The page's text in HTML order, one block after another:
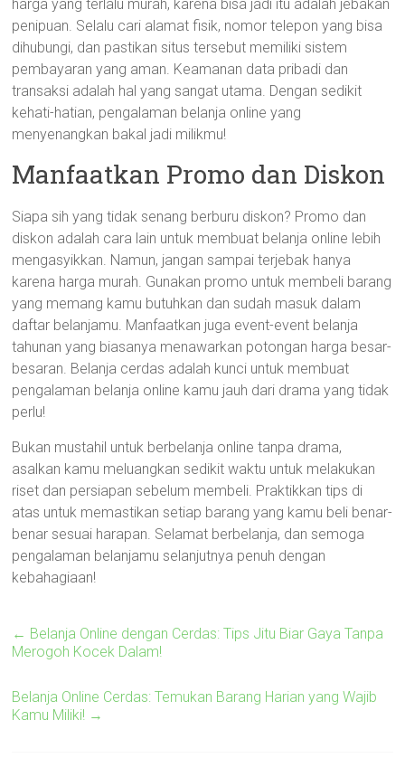
harga yang terlalu murah, karena bisa jadi itu adalah jebakan
penipuan. Selalu cari alamat fisik, nomor telepon yang bisa
dihubungi, dan pastikan situs tersebut memiliki sistem
pembayaran yang aman. Keamanan data pribadi dan
transaksi adalah hal yang sangat utama. Dengan sedikit
kehati-hatian, pengalaman belanja online yang
menyenangkan bakal jadi milikmu!
Manfaatkan Promo dan Diskon
Siapa sih yang tidak senang berburu diskon? Promo dan
diskon adalah cara lain untuk membuat belanja online lebih
mengasyikkan. Namun, jangan sampai terjebak hanya
karena harga murah. Gunakan promo untuk membeli barang
yang memang kamu butuhkan dan sudah masuk dalam
daftar belanjamu. Manfaatkan juga event-event belanja
tahunan yang biasanya menawarkan potongan harga besar-
besaran. Belanja cerdas adalah kunci untuk membuat
pengalaman belanja online kamu jauh dari drama yang tidak
perlu!
Bukan mustahil untuk berbelanja online tanpa drama,
asalkan kamu meluangkan sedikit waktu untuk melakukan
riset dan persiapan sebelum membeli. Praktikkan tips di
atas untuk memastikan setiap barang yang kamu beli benar-
benar sesuai harapan. Selamat berbelanja, dan semoga
pengalaman belanjamu selanjutnya penuh dengan
kebahagiaan!
← Belanja Online dengan Cerdas: Tips Jitu Biar Gaya Tanpa
Merogoh Kocek Dalam!
Belanja Online Cerdas: Temukan Barang Harian yang Wajib
Kamu Miliki! →